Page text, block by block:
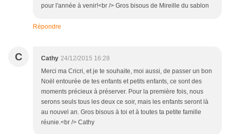
pour l'année à venir!<br /> Gros bisous de Mireille du sablon
Répondre
C Cathy 24/12/2015 16:28
Merci ma Cricri, et je te souhaite, moi aussi, de passer un bon
Noël entourée de tes enfants et petits enfants, ce sont des
moments précieux à préserver. Pour la première fois, nous
serons seuls tous les deux ce soir, mais les enfants seront là
au nouvel an. Gros bisous à toi et à toutes ta petite famille
réunie.<br /> Cathy